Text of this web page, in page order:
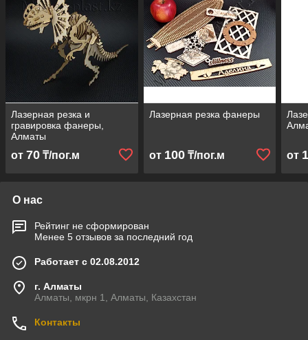
Лазерная резка и
гравировка фанеры,
Алматы
от 70 ₸/пог.м
Лазерная резка фанеры
от 100₸/пог.м от
О нас
Рейтинг не сформирован
Менее 5 отзывов за последний год
Работает с 02.08.2012
г. Алматы
Алматы, мкрн 1, Алматы, Казахстан
Контакты